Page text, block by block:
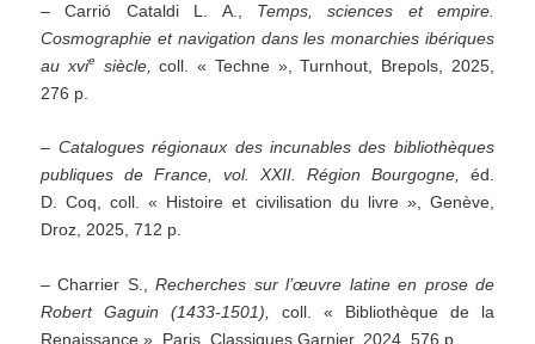
– Carrió Cataldi L. A., Temps, sciences et empire.
Cosmographie et navigation dans les monarchies ibériques
au xviesiècle,
coll. « Techne », Turnhout, Brepols, 2025,
276 p.
– Catalogues régionaux des incunables des bibliothèques
publiques de France, vol. XXII. Région Bourgogne, éd.
D. Coq, coll. « Histoire et civilisation du livre », Genève,
Droz, 2025, 712 p.
– Charrier S.,Recherches sur l’œuvre latine en prose de
Robert Gaguin(1433-1501),
coll. « Bibliothèque de la
Renaissance », Paris, Classiques Garnier, 2024, 576 p.